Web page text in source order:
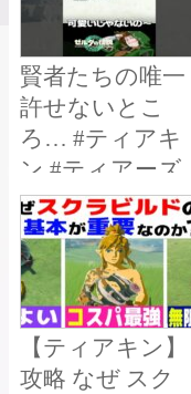
めると/にじさん
じ】
賢者たちの唯一
許せないとこ
ろ… #ティアキ
ン #ティアーズ
オブザキングダ
ム
【ティアキン】
攻略 なぜ スク